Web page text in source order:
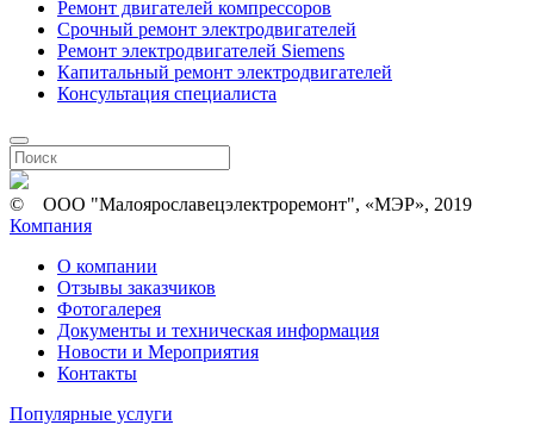
Ремонт двигателей компрессоров
Срочный ремонт электродвигателей
Ремонт электродвигателей Siemens
Капитальный ремонт электродвигателей
Консультация специалиста
© ООО "Малоярославецэлектроремонт", «МЭР», 2019
Компания
О компании
Отзывы заказчиков
Фотогалерея
Документы и техническая информация
Новости и Мероприятия
Контакты
Популярные услуги